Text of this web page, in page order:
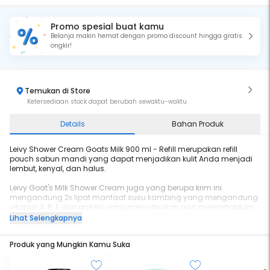
Promo spesial buat kamu
Belanja makin hemat dengan promo discount hingga gratis
ongkir!
Temukan di Store
Ketersediaan stock dapat berubah sewaktu-waktu
Details Bahan Produk
Leivy Shower Cream Goats Milk 900 ml - Refill merupakan refill
pouch sabun mandi yang dapat menjadikan kulit Anda menjadi
lembut, kenyal, dan halus.
Leivy Goat's Milk Shower Cream juga yang berupa krim ini
mengandung 2x lipat manfaat susu kambing yang mengandung
vitamin A, B, E dan protein yang menyuburkan dan melembabkan
kulit serta mencerahkan kulit sehingga kulit tampak lebih putih.
✨ Mengandung protein, vitamin A, B, & E Diperkaya susu kambing
✨ Cocok untuk kulit kering
Lihat Selengkapnya
Produk yang Mungkin Kamu Suka